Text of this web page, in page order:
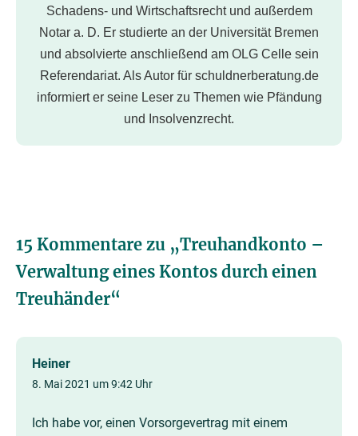
Schadens- und Wirtschaftsrecht und außerdem
Notar a. D. Er studierte an der Universität Bremen
und absolvierte anschließend am OLG Celle sein
Referendariat. Als Autor für schuldnerberatung.de
informiert er seine Leser zu Themen wie Pfändung
und Insolvenzrecht.
15 Kommentare zu „Treuhandkonto –
Verwaltung eines Kontos durch einen
Treuhänder“
Heiner
8. Mai 2021 um 9:42 Uhr
Ich habe vor, einen Vorsorgevertrag mit einem